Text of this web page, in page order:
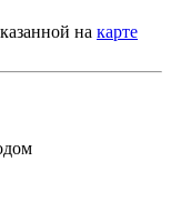
на карте